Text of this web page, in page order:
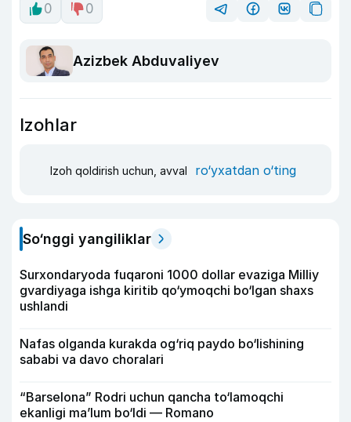
0 0
Azizbek Abduvaliyev
Izohlar
Izoh qoldirish uchun, avval ro‘yxatdan o‘ting
So‘nggi yangiliklar
Surxondaryoda fuqaroni 1000 dollar evaziga Milliy
gvardiyaga ishga kiritib qo‘ymoqchi bo‘lgan shaxs
ushlandi
Nafas olganda kurakda og‘riq paydo bo‘lishining
sababi va davo choralari
“Barselona” Rodri uchun qancha to‘lamoqchi
ekanligi ma’lum bo‘ldi — Romano